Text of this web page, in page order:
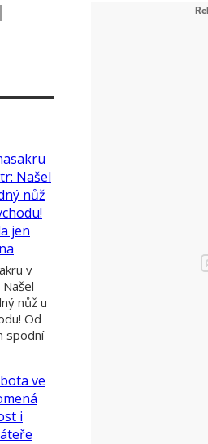
v
nůž u
Od
spodní